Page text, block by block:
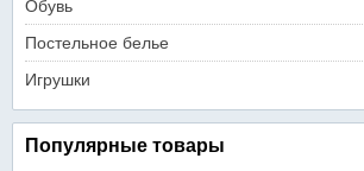
Обувь
Постельное белье
Игрушки
Популярные товары